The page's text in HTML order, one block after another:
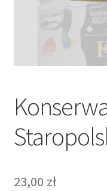
23,00 zł